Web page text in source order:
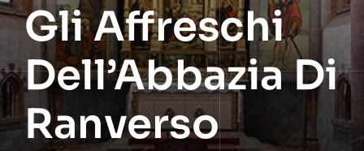
Gli Affreschi
Dell’Abbazia Di
Ranverso